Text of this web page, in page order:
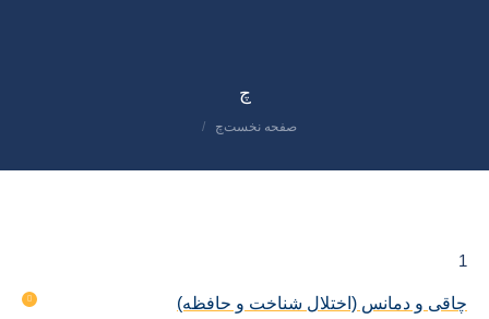
چ
مکان شما:
صفحه نخستچ
1
چاقی و دمانس (اختلال شناخت و حافظه)